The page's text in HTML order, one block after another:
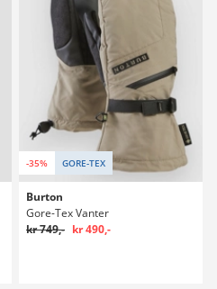
-35% GORE-TEX
Burton
Gore-Tex Vanter
kr 749,- kr 490,-